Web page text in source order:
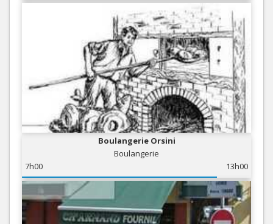
Boulangerie Orsini
Boulangerie
7h00
13h00